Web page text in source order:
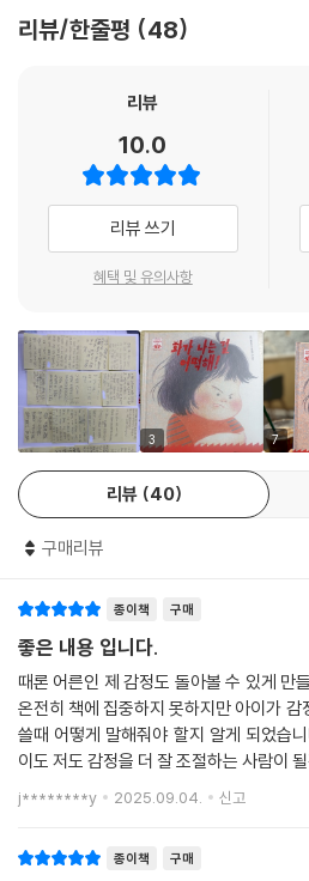
감정을 건강하게 표현하는 건 어떤 것일까
기쁘면 방방 뛰거나 소리 질러도 괜찮아.
하지만 도서관이나 교실, 음식점, 백화점
선 그러면 안 돼.
때와 장소에 따라 감정 표현도 달라야 해.
이 아니야.
하지만 그런 감정을 느낀다고 해서 누군가
돼.
네 기분을 차분하게 말로 표현하는 게 좋
--- p.20
책입니다. ‘하이파이브 사회정서’ 시리즈
고 지원할 수 있도록 구성했습니다. 감정 알
성·매너와 에티켓·좋은 선택 등 사회정서
들 역량이 서로 순환하며 강화되도록 설계
리뷰/한줄평 48
리뷰
10.0
리뷰 쓰기
혜택 및 유의사항
3 7
리뷰 40
구매리뷰
종이책 구매
좋은 내용 입니다.
때론 어른인 제 감정도 돌아볼 수 있게 만
온전히 책에 집중하지 못하지만 아이가
쓸때 어떻게 말해줘야 할지 알게 되었습
이도 저도 감정을 더 잘 조절하는 사람이
j********y 2025.09.04. 신고
종이책 구매